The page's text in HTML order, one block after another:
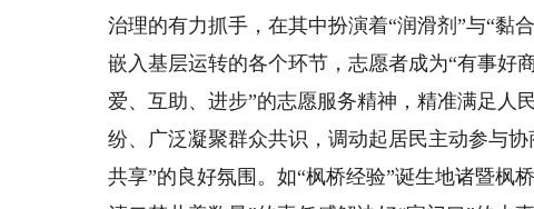
治理的有力抓手，在其中扮演着“润滑剂”与“黏
嵌入基层运转的各个环节，志愿者成为“有事好
爱、互助、进步”的志愿服务精神，精准满足人
纷、广泛凝聚群众共识，调动起居民主动参与
共享”的良好氛围。如“枫桥经验”诞生地诸暨枫